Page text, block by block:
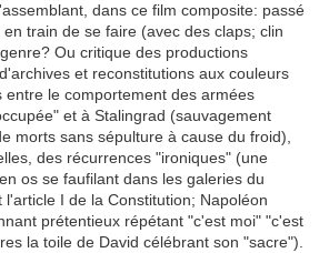
dans ce film composite: passé
train de se faire (avec des claps; clin
Ou critique des productions
et reconstitutions aux couleurs
entre le comportement des armées
et à Stalingrad (sauvagement
morts sans sépulture à cause du froid),
des récurrences "ironiques" (une
os se faufilant dans les galeries du
I de la Constitution; Napoléon
prétentieux répétant "c'est moi" "c'est
la toile de David célébrant son "sacre").